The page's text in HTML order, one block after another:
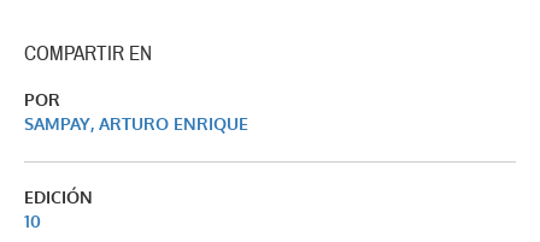
COMPARTIR EN
POR
SAMPAY, ARTURO ENRIQUE
EDICIÓN
10